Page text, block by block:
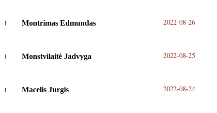
Montrimas Edmundas 2022-08-26
Monstvilaitė Jadvyga 2022-08-25
Macelis Jurgis 2022-08-24